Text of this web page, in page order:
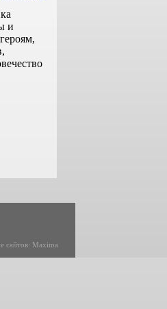
и
сайтов: Maxima